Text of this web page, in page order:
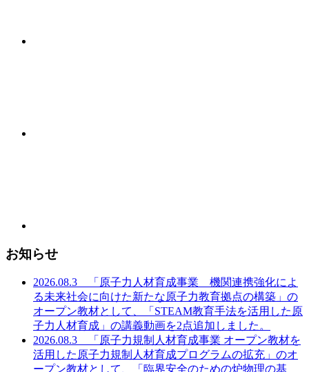
お知らせ
2026.08.3 「原子力人材育成事業 機関連携強化によ
る未来社会に向けた新たな原子力教育拠点の構築」の
オープン教材として、「STEAM教育手法を活用した原
子力人材育成」の講義動画を2点追加しました。
2026.08.3 「原子力規制人材育成事業 オープン教材を
活用した原子力規制人材育成プログラムの拡充」のオ
ープン教材として、「臨界安全のための炉物理の基